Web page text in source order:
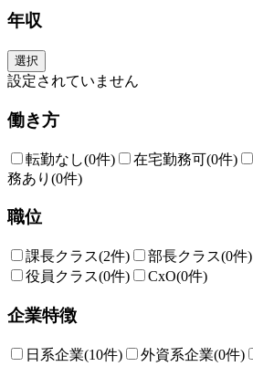
年収
選択
設定されていません
働き方
転勤なし(0件) 在宅勤務可(0件)
務あり (0件)
職位
課長クラス(2件) 部長クラス(0件)
役員クラス(0件) CxO(0件)
企業特徴
日系企業(10件) 外資系企業(0件)